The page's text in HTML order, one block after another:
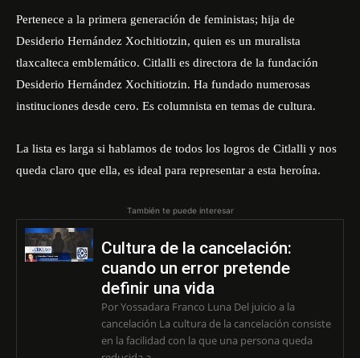
Pertenece a la primera generación de feministas; hija de
Desiderio Hernández Xochitiotzin, quien es un muralista
tlaxcalteca emblemático. Citlalli es directora de la fundación
Desiderio Hernández Xochitiotzin. Ha fundado numerosas
instituciones desde cero. Es columnista en temas de cultura.
La lista es larga si hablamos de todos los logros de Citlalli y nos
queda claro que ella, es ideal para representar a esta heroína.
También te puede interesar
Cultura de la cancelación:
cuando un error pretende
definir una vida
Por Yossadara Franco Luna Del juicio a la
cancelación La cultura de la cancelación consiste
en la facilidad con la que una persona queda